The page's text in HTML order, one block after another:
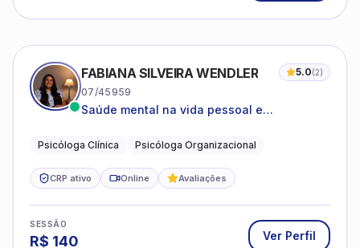
FABIANA SILVEIRA WENDLER 5.0(2)
07/45959
Saúde mental na vida pessoal e
Psicóloga Clínica Psicóloga Organizacional
CRP ativo Online Avaliações
SESSÃO
R$ 140 Ver Perfil